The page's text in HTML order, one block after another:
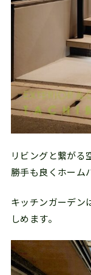
リビングと繋が
勝手も良くホーム
キッチンガーデ
しめます。